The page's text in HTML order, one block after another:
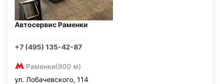
Автосервис Раменки
+7 (495) 135-42-87
Раменки(900 м)
ул. Лобачевского, 114